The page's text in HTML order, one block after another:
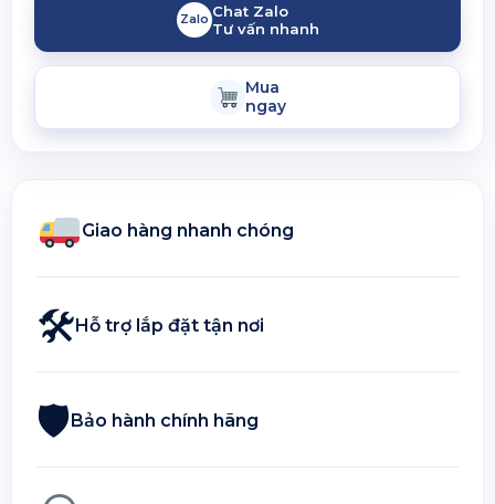
Zalo Chat Zalo
Tư vấn nhanh
Mua
ngay
Giao hàng nhanh chóng
🛠Hỗ trợ lắp đặt tận nơi
🛡Bảo hành chính hãng